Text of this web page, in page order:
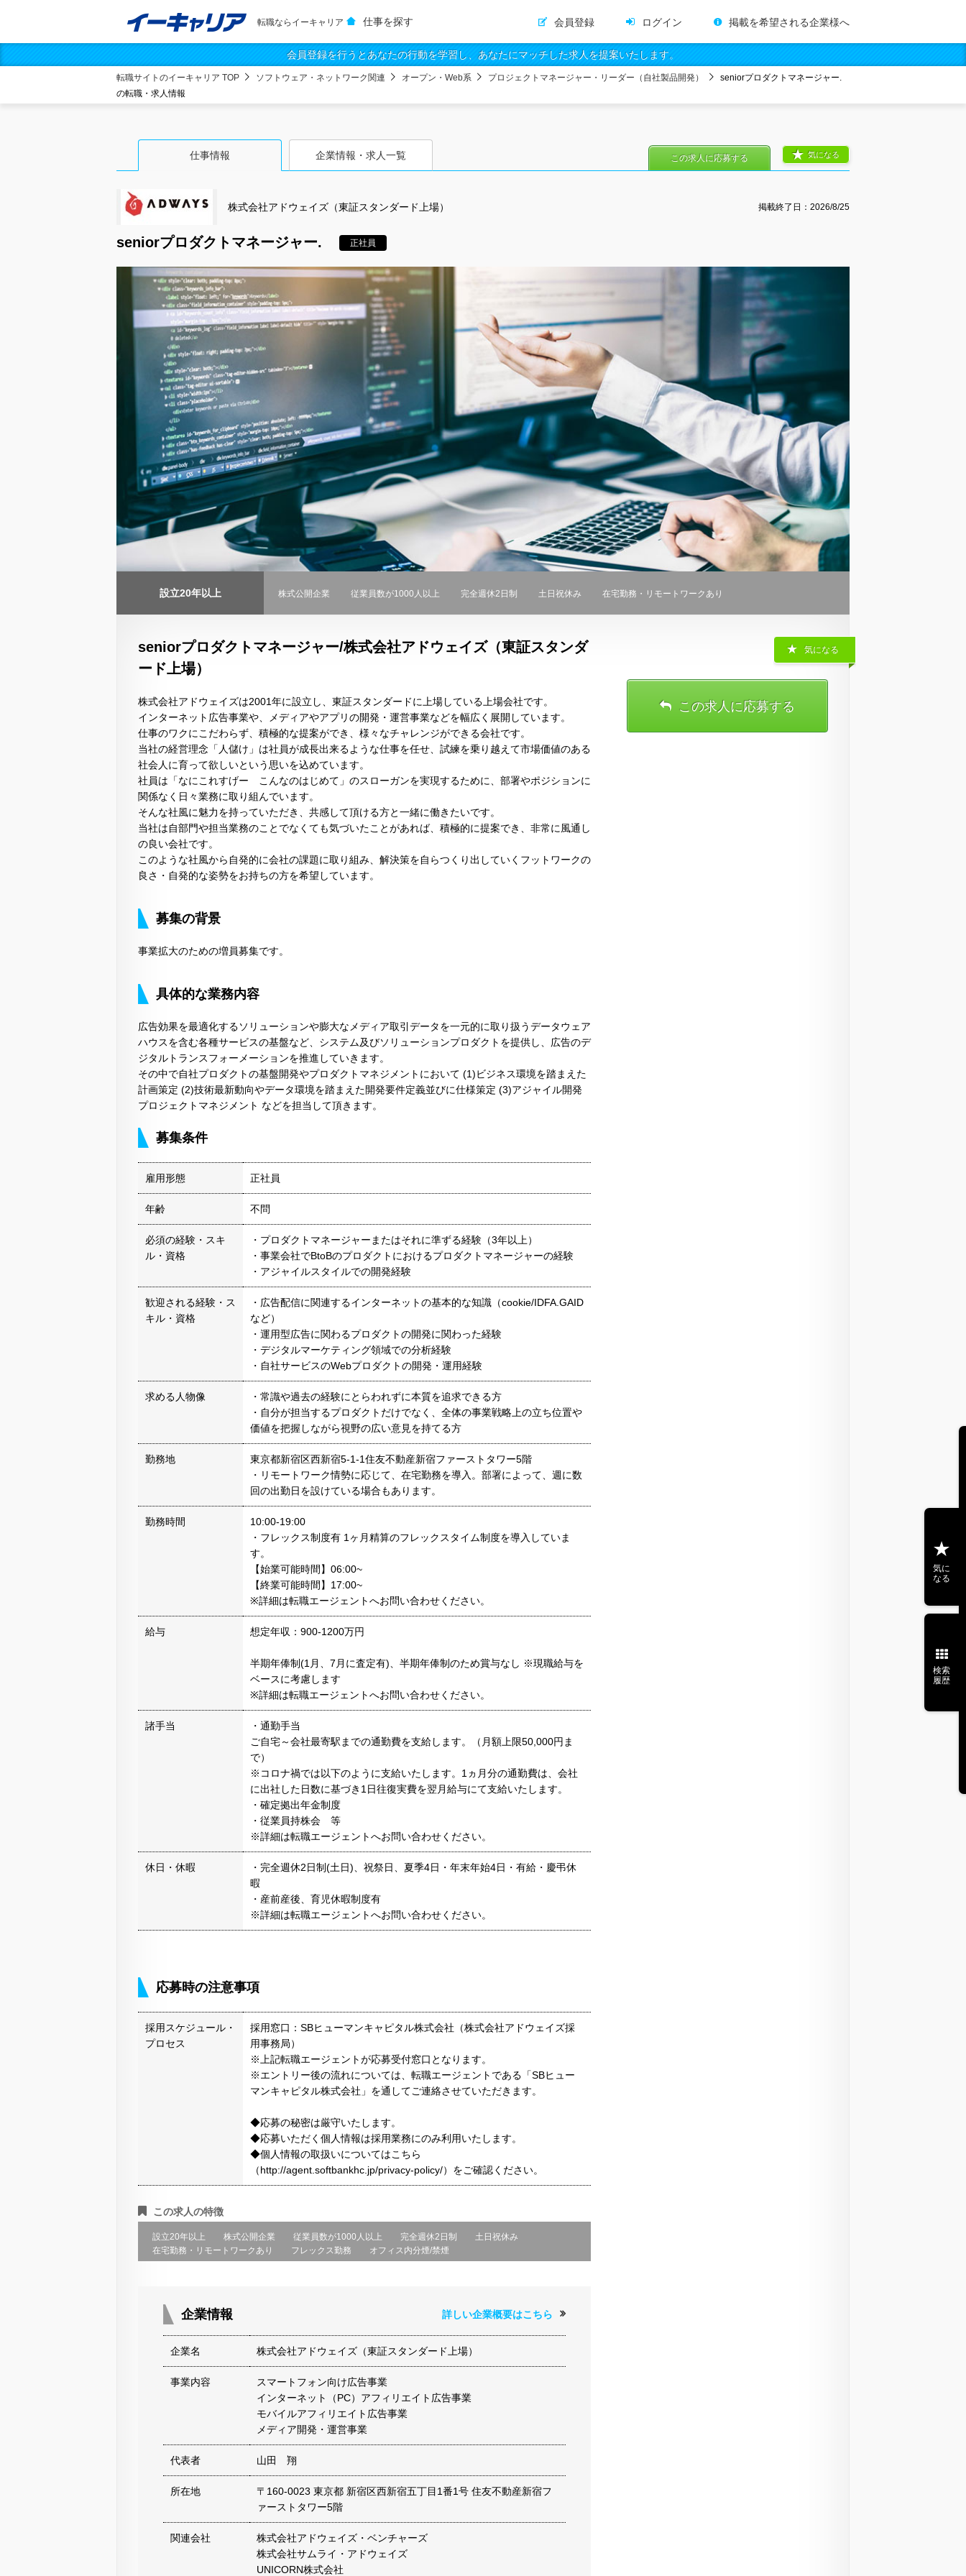
転職ならイーキャリア 仕事を探す 会員登録 ログイン 掲載を希望される企業様へ
会員登録を行うとあなたの行動を学習し、あなたにマッチした求人を提案いたします。
転職サイトのイーキャリア TOP ソフトウェア・ネットワーク関連 オープン・Web系 プロジェクトマネージャー・リーダー（自社製品開発）
seniorプロダクトマネージャー.
の転職・求人情報
仕事情報 企業情報・求人一覧
株式会社アドウェイズ（東証スタンダード上場） 掲載終了日： 2026/8/25
seniorプロダクトマネージャー. 正社員
気になる
この求人に応募する
設立20年以上 株式公開企業 従業員数が1000人以上 完全週休2日制 土日祝休み 在宅勤務・リモートワークあり
seniorプロダクトマネージャー/株式会社アドウェイズ（東証スタンダ
ード上場）
株式会社アドウェイズは2001年に設立し、東証スタンダードに上場している上場会社です。
インターネット広告事業や、メディアやアプリの開発・運営事業などを幅広く展開しています。
仕事のワクにこだわらず、積極的な提案ができ、様々なチャレンジができる会社です。
当社の経営理念「人儲け」は社員が成長出来るような仕事を任せ、試練を乗り越えて市場価値のある
社会人に育って欲しいという思いを込めています。
社員は「なにこれすげー こんなのはじめて」のスローガンを実現するために、部署やポジションに
関係なく日々業務に取り組んでいます。
そんな社風に魅力を持っていただき、共感して頂ける方と一緒に働きたいです。
当社は自部門や担当業務のことでなくても気づいたことがあれば、積極的に提案でき、非常に風通し
の良い会社です。
このような社風から自発的に会社の課題に取り組み、解決策を自らつくり出していくフットワークの
良さ・自発的な姿勢をお持ちの方を希望しています。
募集の背景
事業拡大のための増員募集です。
具体的な業務内容
広告効果を最適化するソリューションや膨大なメディア取引データを一元的に取り扱うデータウェア
ハウスを含む各種サービスの基盤など、システム及びソリューションプロダクトを提供し、広告のデ
ジタルトランスフォーメーションを推進していきます。
その中で自社プロダクトの基盤開発やプロダクトマネジメントにおいて (1)ビジネス環境を踏まえた
計画策定 (2)技術最新動向やデータ環境を踏まえた開発要件定義並びに仕様策定 (3)アジャイル開発
プロジェクトマネジメント などを担当して頂きます。
募集条件
雇用形態 正社員
年齢 不問
必須の経験・スキ
ル・資格
・プロダクトマネージャーまたはそれに準ずる経験（3年以上）
・事業会社でBtoBのプロダクトにおけるプロダクトマネージャーの経験
・アジャイルスタイルでの開発経験
歓迎される経験・ス
キル・資格
・広告配信に関連するインターネットの基本的な知識（cookie/IDFA.GAID
など）
・運用型広告に関わるプロダクトの開発に関わった経験
・デジタルマーケティング領域での分析経験
・自社サービスのWebプロダクトの開発・運用経験
求める人物像
・常識や過去の経験にとらわれずに本質を追求できる方
・自分が担当するプロダクトだけでなく、全体の事業戦略上の立ち位置や
価値を把握しながら視野の広い意見を持てる方
勤務地
東京都新宿区西新宿5-1-1住友不動産新宿ファーストタワー5階
・リモートワーク情勢に応じて、在宅勤務を導入。部署によって、週に数
回の出勤日を設けている場合もあります。
勤務時間
10:00-19:00
・フレックス制度有 1ヶ月精算のフレックスタイム制度を導入していま
す。
【始業可能時間】06:00~
【終業可能時間】17:00~
※詳細は転職エージェントへお問い合わせください。
給与 想定年収：900-1200万円
半期年俸制(1月、7月に査定有)、半期年俸制のため賞与なし ※現職給与を
ベースに考慮します
※詳細は転職エージェントへお問い合わせください。
諸手当
・通勤手当
ご自宅～会社最寄駅までの通勤費を支給します。（月額上限50,000円ま
で）
※コロナ禍では以下のように支給いたします。1ヵ月分の通勤費は、会社
に出社した日数に基づき1日往復実費を翌月給与にて支給いたします。
・確定拠出年金制度
・従業員持株会 等
※詳細は転職エージェントへお問い合わせください。
休日・休暇
・完全週休2日制(土日)、祝祭日、夏季4日・年末年始4日・有給・慶弔休
暇
・産前産後、育児休暇制度有
※詳細は転職エージェントへお問い合わせください。
応募時の注意事項
採用スケジュール・
プロセス
採用窓口：SBヒューマンキャピタル株式会社（株式会社アドウェイズ採
用事務局）
※上記転職エージェントが応募受付窓口となります。
※エントリー後の流れについては、転職エージェントである「SBヒュー
マンキャピタル株式会社」を通してご連絡させていただきます。
◆応募の秘密は厳守いたします。
◆応募いただく個人情報は採用業務にのみ利用いたします。
◆個人情報の取扱いについてはこちら
（http://agent.softbankhc.jp/privacy-policy/）をご確認ください。
この求人の特徴
設立20年以上 株式公開企業 従業員数が1000人以上 完全週休2日制
土日祝休み
在宅勤務・リモートワークあり
フレックス勤務 オフィス内分煙/禁煙
企業情報 詳しい企業概要はこちら
企業名 株式会社アドウェイズ（東証スタンダード上場）
事業内容
スマートフォン向け広告事業
インターネット（PC）アフィリエイト広告事業
モバイルアフィリエイト広告事業
メディア開発・運営事業
代表者 山田 翔
所在地
〒160-0023 東京都 新宿区西新宿五丁目1番1号 住友不動産新宿フ
ァーストタワー5階
関連会社
株式会社アドウェイズ・ベンチャーズ
株式会社サムライ・アドウェイズ
UNICORN株式会社
気になる
この求人に応募する
気に
なる
検索
履歴